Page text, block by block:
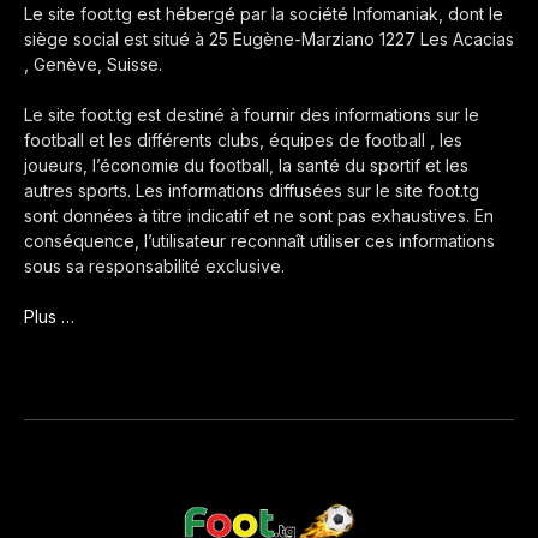
Le site foot.tg est hébergé par la société Infomaniak, dont le
siège social est situé à 25 Eugène-Marziano 1227 Les Acacias
, Genève, Suisse.
Le site foot.tg est destiné à fournir des informations sur le
football et les différents clubs, équipes de football , les
joueurs, l’économie du football, la santé du sportif et les
autres sports. Les informations diffusées sur le site foot.tg
sont données à titre indicatif et ne sont pas exhaustives. En
conséquence, l’utilisateur reconnaît utiliser ces informations
sous sa responsabilité exclusive.
Plus …